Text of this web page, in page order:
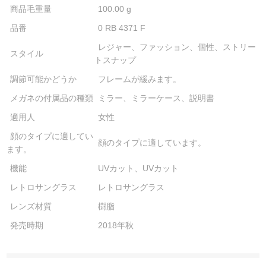
商品毛重量
100.00 g
品番
0 RB 4371 F
スタイル
レジャー、ファッション、個性、ストリー
トスナップ
調節可能かどうか
フレームが緩みます。
メガネの付属品の種類
ミラー、ミラーケース、説明書
適用人
女性
顔のタイプに適してい
ます。
顔のタイプに適しています。
機能
UVカット、UVカット
レトロサングラス
レトロサングラス
レンズ材質
樹脂
発売時期
2018年秋